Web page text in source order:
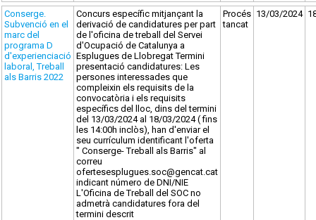
Conserge.
Subvenció en el
marc del
programa D
d'experienciació
laboral, Treball
als Barris 2022
Concurs específic mitjançant la
derivació de candidatures per part
de l'oficina de treball del Servei
d'Ocupació de Catalunya a
Esplugues de Llobregat Termini
presentació candidatures: Les
persones interessades que
compleixin els requisits de la
convocatòria i els requisits
específics del lloc, dins del termini
del 13/03/2024 al 18/03/2024 ( fins
les 14:00h inclòs), han d'enviar el
seu currículum identificant l'oferta
" Conserge- Treball als Barris" al
correu
ofertesesplugues.soc@gencat.cat
indicant número de DNI/NIE
L'Oficina de Treball del SOC no
admetrà candidatures fora del
termini descrit
Procés
tancat
13/03/2024